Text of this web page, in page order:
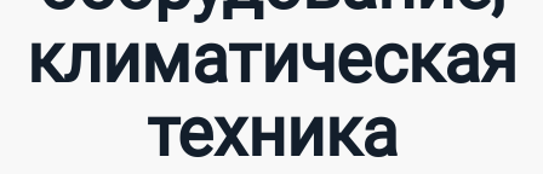
климатическая
техника